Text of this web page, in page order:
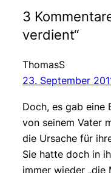
3
verdient“
ThomasS
23. September
Doch, es gab eine
von seinem Vater
die Ursache für
Sie hatte doch in
immer wieder „die